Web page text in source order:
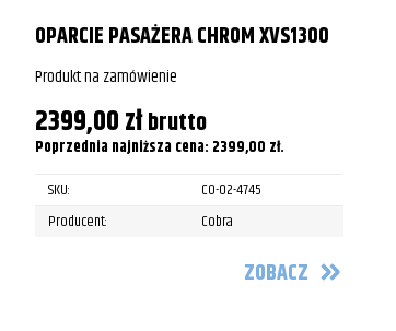
OPARCIE PASAŻERA CHROM XVS1300
Produkt na zamówienie
2399,00złbrutto
Poprzednia najniższa cena: 2399,00 zł.
SKU:
CO-02-4745
Producent:
Cobra
ZOBACZ